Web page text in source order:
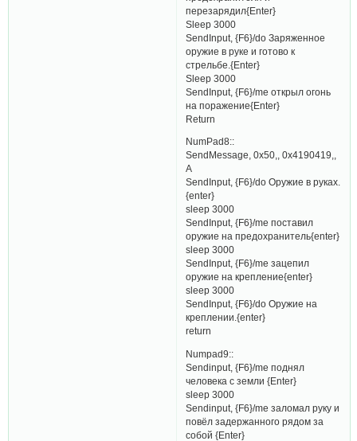
перезарядил{Enter}
Sleep 3000
SendInput, {F6}/do Заряженное
оружие в руке и готово к
стрельбе.{Enter}
Sleep 3000
SendInput, {F6}/me открыл огонь
на поражение{Enter}
Return
NumPad8::
SendMessage, 0x50,, 0x4190419,,
A
SendInput, {F6}/do Оружие в руках.
{enter}
sleep 3000
SendInput, {F6}/me поставил
оружие на предохранитель{enter}
sleep 3000
SendInput, {F6}/me зацепил
оружие на крепление{enter}
sleep 3000
SendInput, {F6}/do Оружие на
креплении.{enter}
return
Numpad9::
Sendinput, {F6}/me поднял
человека с земли {Enter}
sleep 3000
Sendinput, {F6}/me заломал руку и
повёл задержанного рядом за
собой {Enter}